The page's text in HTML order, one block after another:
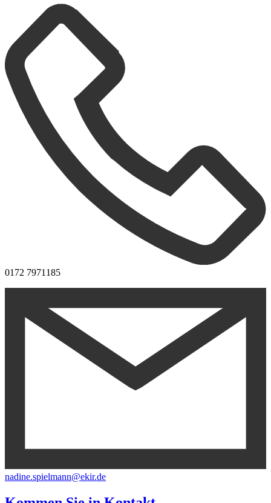
0172 7971185
nadine.spielmann@ekir.de